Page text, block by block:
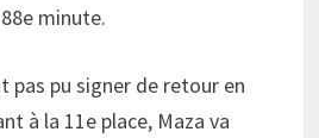
minute.
pas pu signer de retour en
à la 11e place, Maza va